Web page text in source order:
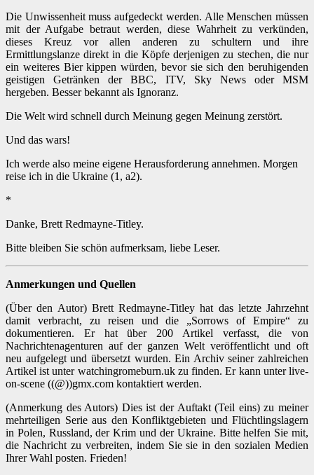
Die Unwissenheit muss aufgedeckt werden. Alle Menschen müssen
mit der Aufgabe betraut werden, diese Wahrheit zu verkünden,
dieses Kreuz vor allen anderen zu schultern und ihre
Ermittlungslanze direkt in die Köpfe derjenigen zu stechen, die nur
ein weiteres Bier kippen würden, bevor sie sich den beruhigenden
geistigen Getränken der BBC, ITV, Sky News oder MSM
hergeben. Besser bekannt als Ignoranz.
Die Welt wird schnell durch Meinung gegen Meinung zerstört.
Und das wars!
Ich werde also meine eigene Herausforderung annehmen. Morgen
reise ich in die Ukraine (1, a2).
*
Danke, Brett Redmayne-Titley.
Bitte bleiben Sie schön aufmerksam, liebe Leser.
Anmerkungen und Quellen
(Über den Autor) Brett Redmayne-Titley hat das letzte Jahrzehnt
damit verbracht, zu reisen und die „Sorrows of Empire“ zu
dokumentieren. Er hat über 200 Artikel verfasst, die von
Nachrichtenagenturen auf der ganzen Welt veröffentlicht und oft
neu aufgelegt und übersetzt wurden. Ein Archiv seiner zahlreichen
Artikel ist unter watchingromeburn.uk zu finden. Er kann unter live-
on-scene ((@))gmx.com kontaktiert werden.
(Anmerkung des Autors) Dies ist der Auftakt (Teil eins) zu meiner
mehrteiligen Serie aus den Konfliktgebieten und Flüchtlingslagern
in Polen, Russland, der Krim und der Ukraine. Bitte helfen Sie mit,
die Nachricht zu verbreiten, indem Sie sie in den sozialen Medien
Ihrer Wahl posten. Frieden!